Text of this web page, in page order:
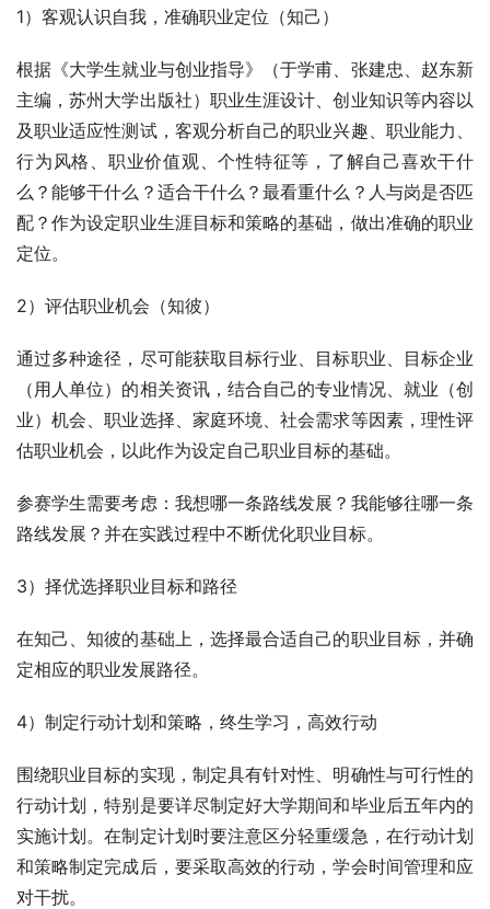
1）客观认识自我，准确职业定位（知己）
根据《大学生就业与创业指导》（于学甫、张建忠、赵东新
主编，苏州大学出版社）职业生涯设计、创业知识等内容以
及职业适应性测试，客观分析自己的职业兴趣、职业能力、
行为风格、职业价值观、个性特征等，了解自己喜欢干什
么？能够干什么？适合干什么？最看重什么？人与岗是否匹
配？作为设定职业生涯目标和策略的基础，做出准确的职业
定位。
2）评估职业机会（知彼）
通过多种途径，尽可能获取目标行业、目标职业、目标企业
（用人单位）的相关资讯，结合自己的专业情况、就业（创
业）机会、职业选择、家庭环境、社会需求等因素，理性评
估职业机会，以此作为设定自己职业目标的基础。
参赛学生需要考虑：我想哪一条路线发展？我能够往哪一条
路线发展？并在实践过程中不断优化职业目标。
3）择优选择职业目标和路径
在知己、知彼的基础上，选择最合适自己的职业目标，并确
定相应的职业发展路径。
4）制定行动计划和策略，终生学习，高效行动
围绕职业目标的实现，制定具有针对性、明确性与可行性的
行动计划，特别是要详尽制定好大学期间和毕业后五年内的
实施计划。在制定计划时要注意区分轻重缓急，在行动计划
和策略制定完成后，要采取高效的行动，学会时间管理和应
对干扰。